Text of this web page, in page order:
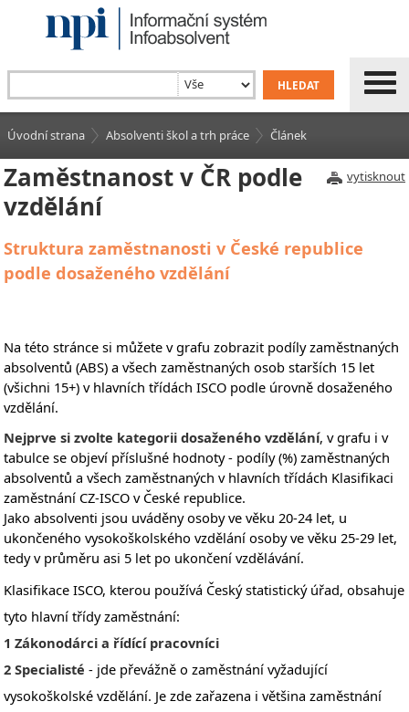
Úvodní strana Absolventi škol a trh práce Článek
vytisknout
Zaměstnanost v ČR podle
vzdělání
Struktura zaměstnanosti v České republice
podle dosaženého vzdělání
Na této stránce si můžete v grafu zobrazit podíly zaměstnaných
absolventů (ABS) a všech zaměstnaných osob starších 15 let
(všichni 15+) v hlavních třídách ISCO podle úrovně dosaženého
vzdělání.
Nejprve si zvolte kategorii dosaženého vzdělání, v grafu i v
tabulce se objeví příslušné hodnoty - podíly (%) zaměstnaných
absolventů a všech zaměstnaných v hlavních třídách Klasifikaci
zaměstnání CZ-ISCO v České republice.
Jako absolventi jsou uváděny osoby ve věku 20-24 let, u
ukončeného vysokoškolského vzdělání osoby ve věku 25-29 let,
tedy v průměru asi 5 let po ukončení vzdělávání.
Klasifikace ISCO, kterou používá Český statistický úřad, obsahuje
tyto hlavní třídy zaměstnání:
1 Zákonodárci a řídící pracovníci
2 Specialisté - jde převážně o zaměstnání vyžadující
vysokoškolské vzdělání. Je zde zařazena i většina zaměstnání